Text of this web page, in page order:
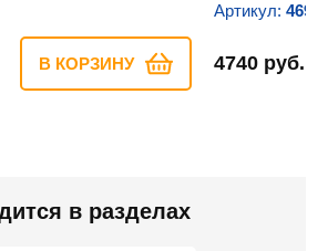
В КОРЗИНУ
Артикул:
4740 руб.
в разделах